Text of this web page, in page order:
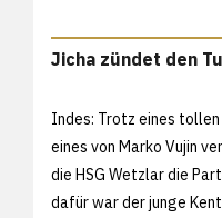
Jicha zündet den
Indes: Trotz eines
eines von Marko Vujin
die HSG Wetzlar die
dafür war der junge